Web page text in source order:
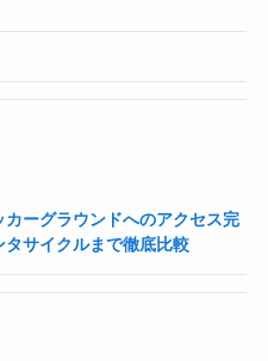
カーグラウンドへのアクセス完
サイクルまで徹底比較